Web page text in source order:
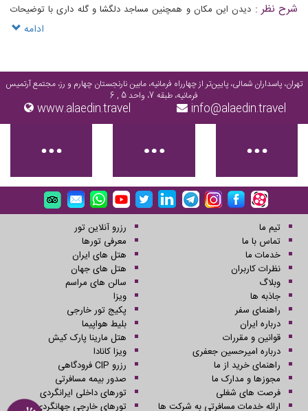
شرح نظر : دیدن این مکان و همچنین مساجد دلگشا و گله داری با توضیحات
راهنما ی مجرب فرهنگی آنجا بسیار دلچسب تر و ملموس تر خواهد نمودادامه
تهران، پاسداران شمالی، پایین‌تر از چهارراه فرمانیه، مابین نارنجستان چهارم و رز، مجتمع آرتمیس
فرمانیه، طبقه 7، واحد 5 , 6
info@alaedin.travel
www.alaedin.travel
تیم ما
تماس با ما
خدمات ما
نظرات کاربران
وبلاگ
جاذبه ها
راهنمای سفر
درباره ایران
قوانین و مقررات
درباره امیرحسین جعفری
راهنمای خرید از ما
مجوزها و مدارک ما
فرصت های شغلی
ارائه خدمات مسافرتی به شرکت ها
رزرو آنلاین تور
معرفی تورها
هتل های ایران
هتل های جهان
سالن های مراسم
ویزا
پکیج تور خارجی
بلیط هواپیما
هتل مارینا پارک کیش
ویزا کانادا
رزرو CIP فرودگاهی
صدور بیمه مسافرتی
تورهای داخلی ایرانگردی
تورهای خارجی جهانگردی